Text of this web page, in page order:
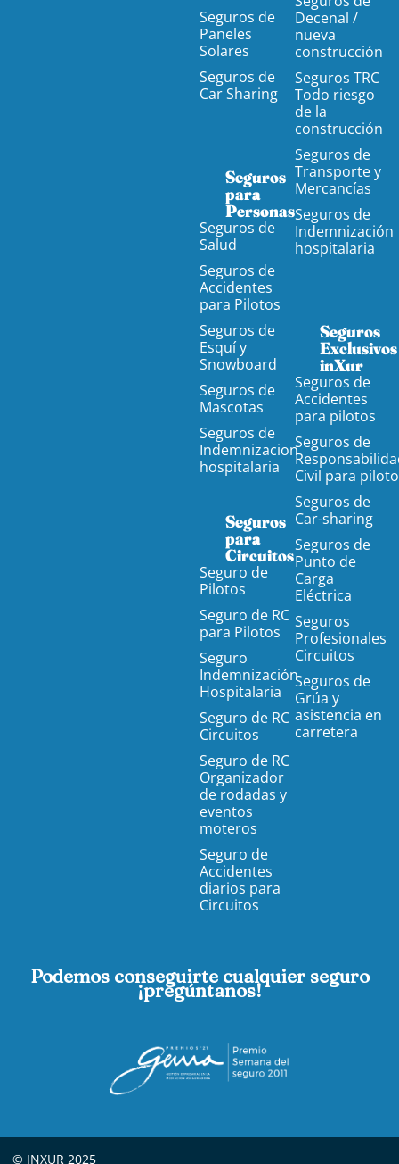
Seguros de
Paneles
Solares
Seguros de
Car Sharing
Seguros
para
Personas
Seguros de
Salud
Seguros de
Accidentes
para Pilotos
Seguros de
Esquí y
Snowboard
Seguros de
Mascotas
Seguros de
Indemnizacion
hospitalaria
Seguros
para
Circuitos
Seguro de
Pilotos
Seguro de RC
para Pilotos
Seguro
Indemnización
Hospitalaria
Seguro de RC
Circuitos
Seguro de RC
Organizador
de rodadas y
eventos
moteros
Seguro de
Accidentes
diarios para
Circuitos
Decenal /
nueva
construcción
Seguros TRC
Todo riesgo
de la
construcción
Seguros de
Transporte y
Mercancías
Seguros de
Indemnización
hospitalaria
Seguros
Exclusivos
inXur
Seguros de
Accidentes
para pilotos
Seguros de
Civil para
Seguros de
Car-sharing
Seguros de
Punto de
Carga
Eléctrica
Seguros
Profesionales
Circuitos
Seguros de
Grúa y
asistencia en
carretera
Podemos conseguirte cualquier seguro
¡pregúntanos!
© INXUR 2025